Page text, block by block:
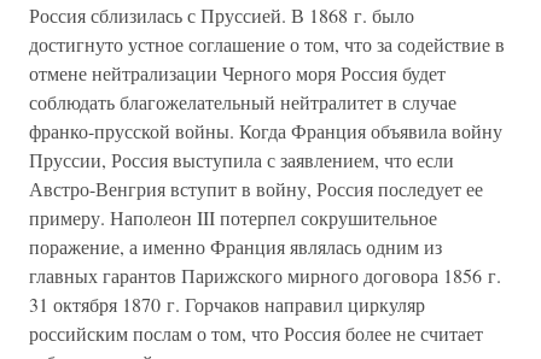
Россия сблизилась с Пруссией. В 1868 г. было
достигнуто устное соглашение о том, что за содействие в
отмене нейтрализации Черного моря Россия будет
соблюдать благожелательный нейтралитет в случае
франко-прусской войны. Когда Франция объявила войну
Пруссии, Россия выступила с заявлением, что если
Австро-Венгрия вступит в войну, Россия последует ее
примеру. Наполеон III потерпел сокрушительное
поражение, а именно Франция являлась одним из
главных гарантов Парижского мирного договора 1856 г.
31 октября 1870 г. Горчаков направил циркуляр
российским послам о том, что Россия более не считает